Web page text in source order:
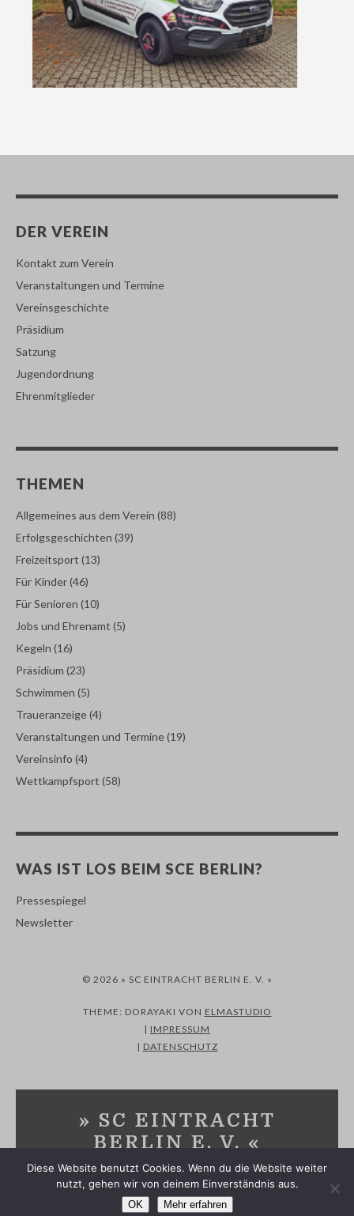
DER VEREIN
Kontakt zum Verein
Veranstaltungen und Termine
Vereinsgeschichte
Präsidium
Satzung
Jugendordnung
Ehrenmitglieder
THEMEN
Allgemeines aus dem Verein (88)
Erfolgsgeschichten (39)
Freizeitsport (13)
Für Kinder(46)
Für Senioren (10)
Jobs und Ehrenamt (5)
Kegeln (16)
Präsidium (23)
Schwimmen (5)
Traueranzeige(4)
Veranstaltungen und Termine(19)
Vereinsinfo (4)
Wettkampfsport (58)
WAS IST LOS BEIM SCE BERLIN?
Pressespiegel
Newsletter
© 2026 » SC EINTRACHT BERLIN E. V. «
THEME: DORAYAKI VON ELMASTUDIO
| IMPRESSUM
| DATENSCHUTZ
» SC EINTRACHT
BERLIN E. V. «
SPORTVEREIN IN MARZAHN-HELLERSDORF UND
Diese Website benutzt Cookies. Wenn du die Website weiter
nutzt, gehen wir von deinem Einverständnis aus.
OK Mehr erfahren